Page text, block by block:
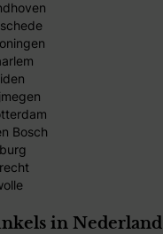
Bosch
in Nederland